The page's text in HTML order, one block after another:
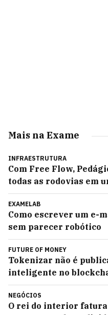
Mais na Exame
INFRAESTRUTURA
Com Free Flow,
todas as rodovias em
EXAMELAB
Como escrever um e-
sem parecer robótico
FUTURE OF MONEY
Tokenizar não é
inteligente no
NEGÓCIOS
O rei do interior fatura